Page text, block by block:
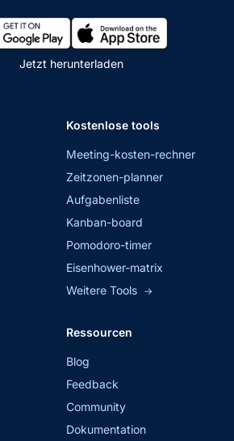
Jetzt herunterladen
Kostenlose tools
Meeting-kosten-rechner
Zeitzonen-planner
Aufgabenliste
Kanban-board
Pomodoro-timer
Eisenhower-matrix
Weitere Tools →
Ressourcen
Blog
Feedback
Community
Dokumentation